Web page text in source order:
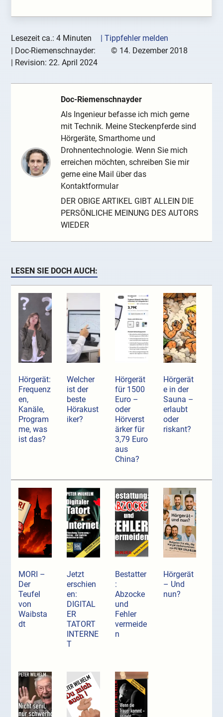
Lesezeit ca.: 4 Minuten
| Tippfehler melden
| Doc-Riemenschnayder: © 14. Dezember 2018
| Revision:22. April 2024
Doc-Riemenschnayder
Als Ingenieur befasse ich mich gerne
mit Technik. Meine Steckenpferde sind
Hörgeräte, Smarthome und
Drohnentechnologie. Wenn Sie mich
erreichen möchten, schreiben Sie mir
gerne eine Mail über das
Kontaktformular
DER OBIGE ARTIKEL GIBT ALLEIN DIE
PERSÖNLICHE MEINUNG DES AUTORS
WIEDER
LESEN SIE DOCH AUCH:
Hörgerät:
Frequenz
en,
Kanäle,
Program
me, was
ist das?
Welcher
ist der
beste
Hörakust
iker?
Hörgerät
für 1500
Euro –
oder
Hörverst
ärker für
3,79 Euro
aus
China?
Hörgerät
e in der
Sauna –
erlaubt
oder
riskant?
MORI –
Der
Teufel
von
Waibsta
dt
Jetzt
erschien
en:
DIGITAL
ER
TATORT
INTERNE
T
Bestatter
:
Abzocke
und
Fehler
vermeide
n
Hörgerät
– Und
nun?